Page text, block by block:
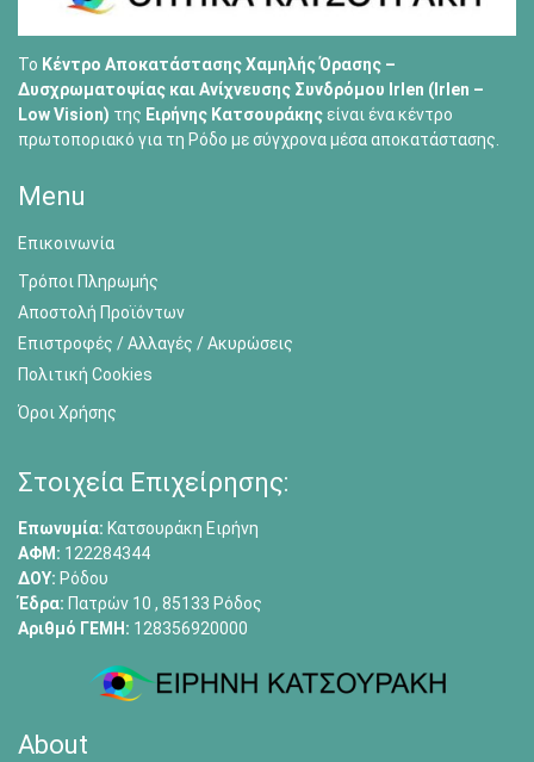
Το Κέντρο Αποκατάστασης Χαμηλής Όρασης –
Δυσχρωματοψίας και Ανίχνευσης Συνδρόμου Irlen (Irlen –
Low Vision) της Ειρήνης Κατσουράκηςείναι ένα κέντρο
πρωτοποριακό για τη Ρόδο με σύγχρονα μέσα αποκατάστασης.
Menu
Επικοινωνία
Τρόποι Πληρωμής
Αποστολή Προϊόντων
Επιστροφές / Αλλαγές / Ακυρώσεις
Πολιτική Cookies
Όροι Χρήσης
Στοιχεία Επιχείρησης:
Επωνυμία: Κατσουράκη Ειρήνη
ΑΦΜ: 122284344
ΔΟΥ: Ρόδου
Έδρα: Πατρών 10 , 85133 Ρόδος
Αριθμό ΓΕΜΗ: 128356920000
About